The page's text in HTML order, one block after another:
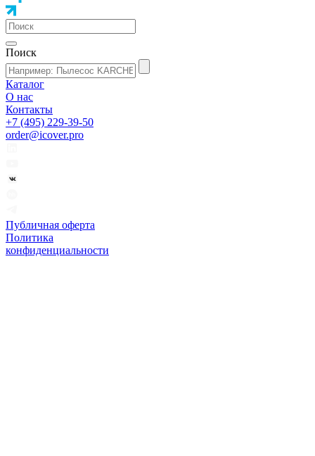
Поиск
Каталог
О нас
Контакты
+7 (495) 229-39-50
order@icover.pro
Публичная оферта
Политика
конфиденциальности